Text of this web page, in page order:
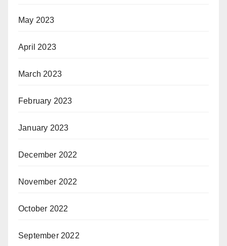
May 2023
April 2023
March 2023
February 2023
January 2023
December 2022
November 2022
October 2022
September 2022